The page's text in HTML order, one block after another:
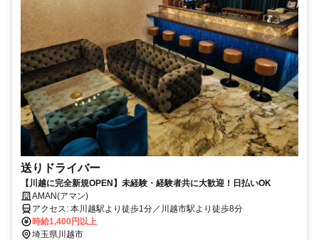
送りドライバー
【川越に完全新規OPEN】未経験・経験者共に大歓迎！日払いOK
AMAN(アマン)
アクセス: 本川越駅より徒歩1分／川越市駅より徒歩8分
時給1,400円以上
埼玉県川越市